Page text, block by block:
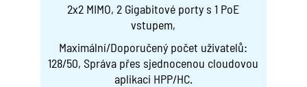
2x2 MIMO, 2 Gigabitové porty s 1 PoE
vstupem,
Maximální/Doporučený počet uživatelů:
128/50, Správa přes sjednocenou cloudovou
aplikaci HPP/HC.